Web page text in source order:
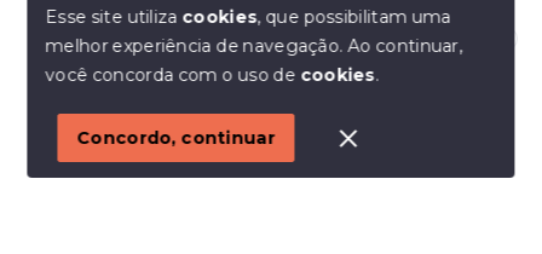
Olá! Estamos disponíveis para te ajudar.
© Copyright 2026 - I URBE CONSULTORIA
IMOBILIÁRIA | CRECI 33.934 J - Todos os direitos
SITE PARA IMOBILIARIA
Esse site utiliza cookies, que possibilitam uma
melhor experiência de navegação.Ao continuar,
você concorda com o uso de cookies.
Concordo, continuar